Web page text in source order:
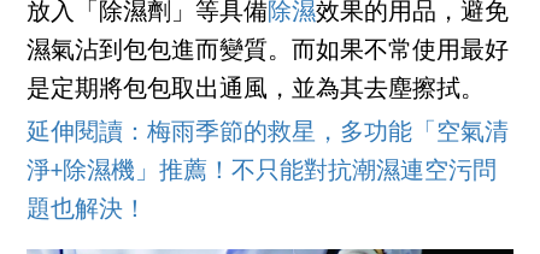
放入「除濕劑」等具備除濕效果的用品，避免
濕氣沾到包包進而變質。而如果不常使用最好
是定期將包包取出通風，並為其去塵擦拭。
延伸閱讀：梅雨季節的救星，多功能「空氣清
淨+除濕機」推薦！不只能對抗潮濕連空污問
題也解決！